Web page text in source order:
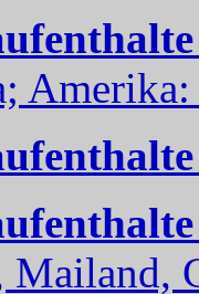
Mailand,